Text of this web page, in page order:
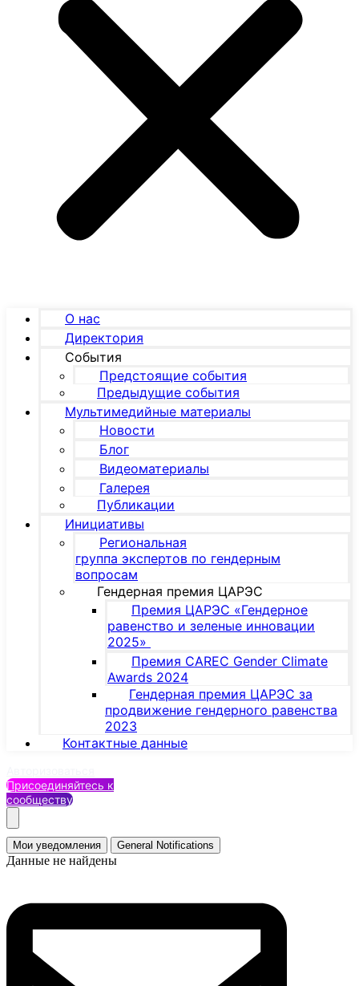
О нас
Директория
События
Предстоящие события
Предыдущие события
Мультимедийные материалы
Новости
Блог
Видеоматериалы
Галерея
Публикации
Инициативы
Региональная
группа экспертов по гендерным
вопросам
Гендерная премия ЦАРЭС
Премия ЦАРЭС «Гендерное
равенство и зеленые инновации
2025»
Премия CAREC Gender Climate
Awards 2024
Гендерная премия ЦАРЭС за
продвижение гендерного равенства
2023
Контактные данные
Присоединяйтесь к
сообществу
Мои уведомления General Notifications
Данные не найдены